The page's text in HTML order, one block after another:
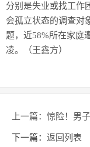
分别是失业或找工作
会孤立状态的调查对
题，近58%所在家庭
凌。（王鑫方）
上一篇： 惊险！男
获救
下一篇： 返回列表